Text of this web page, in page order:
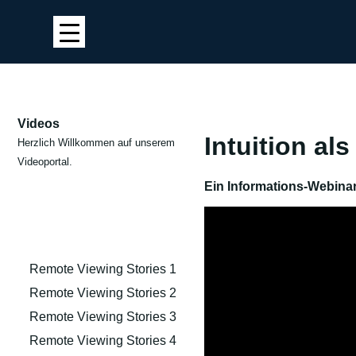
Videos
Herzlich Willkommen auf unserem
Videoportal.
Remote Viewing Stories 1
Remote Viewing Stories 2
Remote Viewing Stories 3
Remote Viewing Stories 4
Intuition als
Ein Informations-